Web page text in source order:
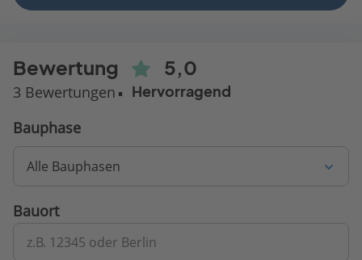
Bewertung 5,0
3 Bewertungen Hervorragend
Bauphase
Alle Bauphasen
Bauort
z.B. 12345 oder Berlin